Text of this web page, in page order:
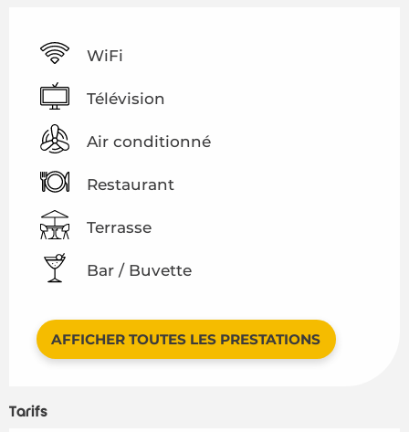
WiFi
Télévision
Air conditionné
Restaurant
Terrasse
Bar / Buvette
AFFICHER TOUTES LES PRESTATIONS
Tarifs